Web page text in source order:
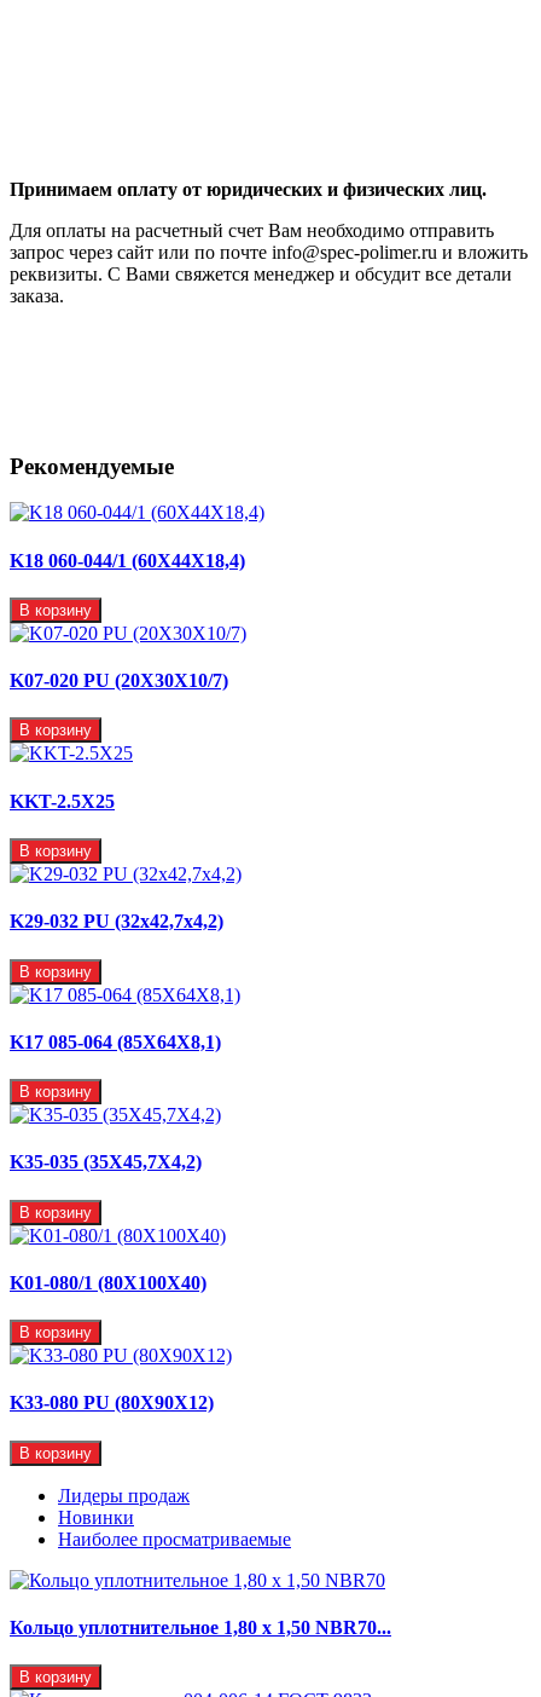
Принимаем оплату от юридических и физических лиц.
Для оплаты на расчетный счет Вам необходимо отправить
запрос через сайт или по почте info@spec-polimer.ru и вложить
реквизиты. С Вами свяжется менеджер и обсудит все детали
заказа.
Рекомендуемые
K18 060-044/1 (60X44X18,4)
В корзину
K07-020 PU (20X30X10/7)
В корзину
KKT-2.5X25
В корзину
K29-032 PU (32x42,7x4,2)
В корзину
K17 085-064 (85X64X8,1)
В корзину
K35-035 (35X45,7X4,2)
В корзину
K01-080/1 (80X100X40)
В корзину
K33-080 PU (80X90X12)
В корзину
Лидеры продаж
Новинки
Наиболее просматриваемые
Кольцо уплотнительное 1,80 х 1,50 NBR70...
В корзину